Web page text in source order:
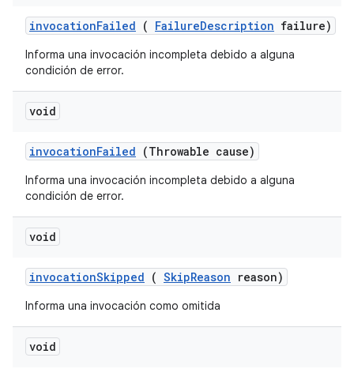
invocationFailed ( FailureDescription failure)
Informa una invocación incompleta debido a alguna
condición de error.
void
invocationFailed (Throwable cause)
Informa una invocación incompleta debido a alguna
condición de error.
void
invocationSkipped ( SkipReason reason)
Informa una invocación como omitida
void